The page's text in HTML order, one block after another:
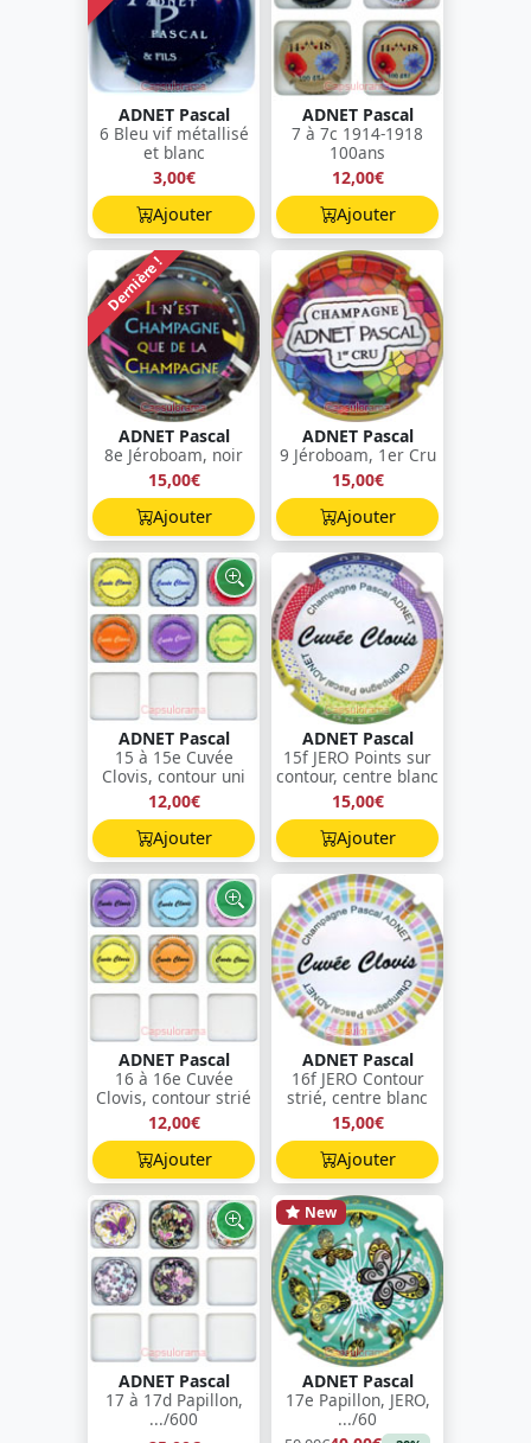
ADNET Pascal
6 Bleu vif métallisé
et blanc
3,00€
Ajouter
ADNET Pascal
7 à 7c 1914-1918
100ans
12,00€
Ajouter
Dernière !
ADNET Pascal
8e Jéroboam, noir
15,00€
Ajouter
ADNET Pascal
9 Jéroboam, 1er Cru
15,00€
Ajouter
ADNET Pascal
15 à 15e Cuvée
Clovis, contour uni
12,00€
Ajouter
ADNET Pascal
15f JERO Points sur
contour, centre blanc
15,00€
Ajouter
ADNET Pascal
16 à 16e Cuvée
Clovis, contour strié
12,00€
Ajouter
ADNET Pascal
16f JERO Contour
strié, centre blanc
15,00€
Ajouter
ADNET Pascal
17 à 17d Papillon,
.../600
New
ADNET Pascal
17e Papillon, JERO,
.../60